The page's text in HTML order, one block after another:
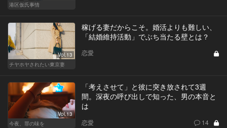
港区仮氏事情
Vol.13
チヤホヤされたい東京妻
稼げる妻だからこそ。婚活よりも難しい、
「結婚維持活動」でぶち当たる壁とは？
恋愛
Vol.13
今夜、罪の味を
「考えさせて」と彼に突き放されて3週
間。深夜の呼び出しで知った、男の本音と
は
恋愛 14